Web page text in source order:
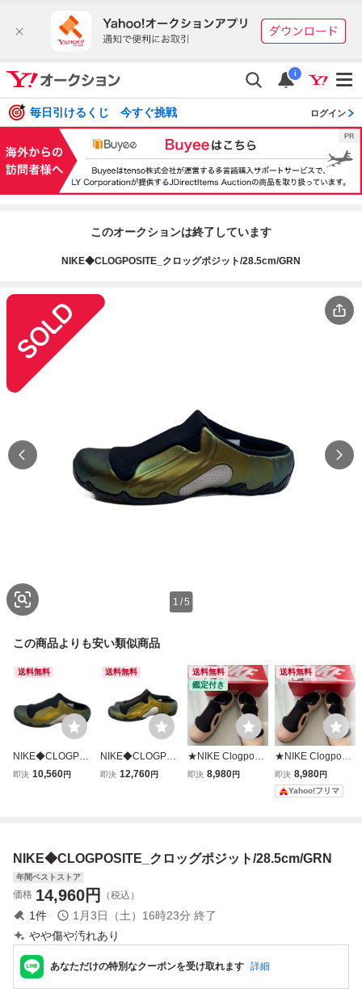
i
毎日引けるくじ 今すぐ挑戦 ログイン
このオークションは終了しています
NIKE◆CLOGPOSITE_クロッグポジット/28.5cm/GRN
1 /5
この商品よりも安い類似商品
送料無料
NIKE◆CLOGPOS
ITE/クロッグポジ
即決 10,560円
送料無料
NIKE◆CLOGPOS
ITE_クロッグポジ
即決 12,760円
送料無料
鑑定付き
★NIKE Clogposit
e SANDDRIFT HF
即決 8,980円
送料無料
★NIKE Clogposit
e SANDDRIFT HF
6881-100 ナイキ
クロッグポジット
即決 8,980円
Yahoo!フリマ
NIKE◆CLOGPOSITE_クロッグポジット/28.5cm/GRN
年間ベストストア
価格 14,960円 （税込）
1件 1月3日（土）16時23分 終了
やや傷や汚れあり
あなただけの特別なクーポンを受け取れます 詳細